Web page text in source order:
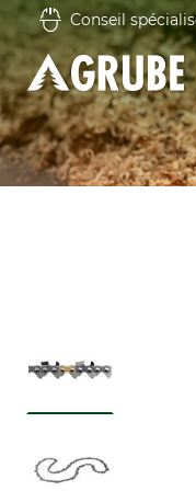
Conseil